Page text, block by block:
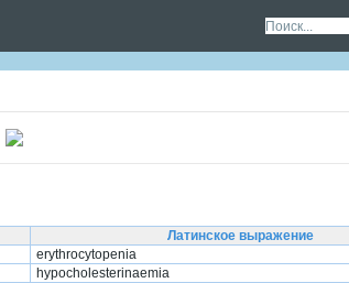
Латинское выражение
erythrocytopenia
hypocholesterinaemia